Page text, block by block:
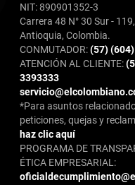
NIT: 890901352-3
Carrera 48 N° 30 Sur -
Antioquia, Colombia.
CONMUTADOR:(57)
ATENCIÓN AL CLIENTE:
3393333
*Para asuntos
peticiones, quejas y
haz clic aquí
PROGRAMA DE
ÉTICA EMPRESARIAL: